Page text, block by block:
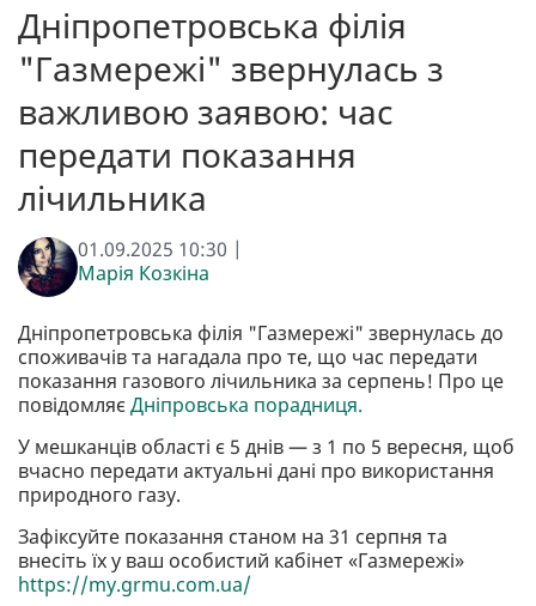
Дніпропетровська філія
"Газмережі" звернулась з
важливою заявою: час
передати показання
лічильника
01.09.2025 10:30 |
Марія Козкіна
Дніпропетровська філія "Газмережі" звернулась до
споживачів та нагадала про те, що час передати
показання газового лічильника за серпень! Про це
повідомляєДніпровська порадниця.
У мешканців області є 5 днів — з 1 по 5 вересня, щоб
вчасно передати актуальні дані про використання
природного газу.
Зафіксуйте показання станом на 31 серпня та
внесіть їх у ваш особистий кабінет «Газмережі»
https://my.grmu.com.ua/